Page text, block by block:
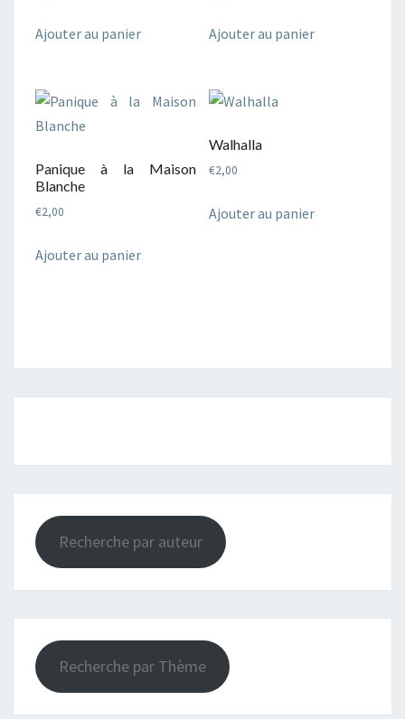
Ajouter au panier Ajouter au panier
Panique à la Maison
Blanche
€2,00
Ajouter au panier
Walhalla
€2,00
Ajouter au panier
Recherche par auteur
Recherche par Thème